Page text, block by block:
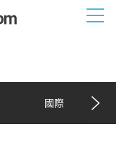
國際